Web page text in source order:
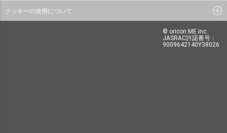
クッキーの使用について
© oricon ME inc.
JASRAC許諾番号：
9009642140Y38026